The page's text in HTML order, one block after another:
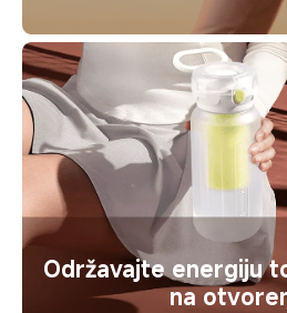
Održavajte energiju
na